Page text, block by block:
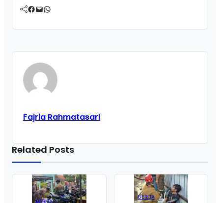
Facebook Mail WhatsApp
Fajria Rahmatasari
Related Posts
BERITA
BERITA